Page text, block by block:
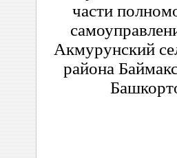
части
Акмурунский
района